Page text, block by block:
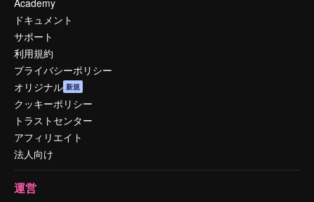
Academy
ドキュメント
サポート
利用規約
プライバシーポリシー
オリジナル 新規
クッキーポリシー
トラストセンター
アフィリエイト
法人向け
運営